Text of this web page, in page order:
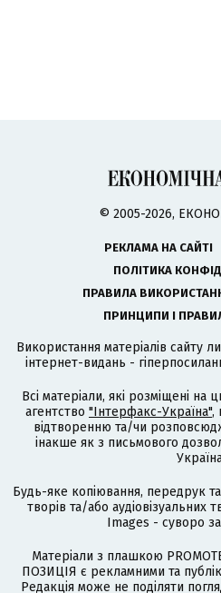
© 2005-2026,
РЕКЛАМА НА САЙТІ
ПОЛІТИКА
ПРАВИЛА
ПРИНЦИПИ І
Використання матеріалів сайту
інтернет-видань -
Всі матеріали, які розміщені на
агентство "Інтерфакс-Україна",
відтворенню та/чи
інакше як з письмового
Будь-яке копіювання, передрук
творів та/або аудіовізуальних
Images - суворо
Матеріали з плашкою
ПОЗИЦІЯ є рекламними та
Редакція може не поділяти